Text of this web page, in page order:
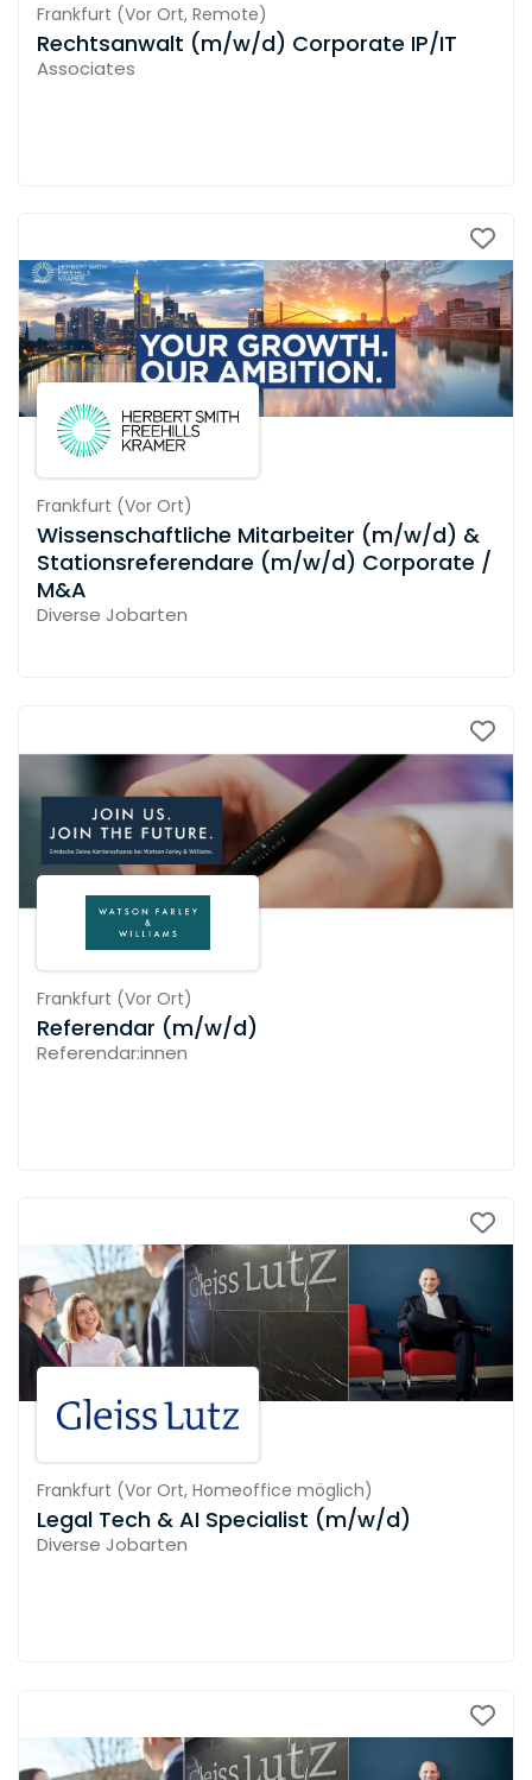
Frankfurt (Vor Ort, Remote)
Rechtsanwalt (m/w/d) Corporate IP/IT
Associates
Frankfurt (Vor Ort)
Wissenschaftliche Mitarbeiter (m/w/d) &
Stationsreferendare (m/w/d) Corporate /
M&A
Diverse Jobarten
Frankfurt (Vor Ort)
Referendar (m/w/d)
Referendar:innen
Frankfurt (Vor Ort, Homeoffice möglich)
Legal Tech & AI Specialist (m/w/d)
Diverse Jobarten